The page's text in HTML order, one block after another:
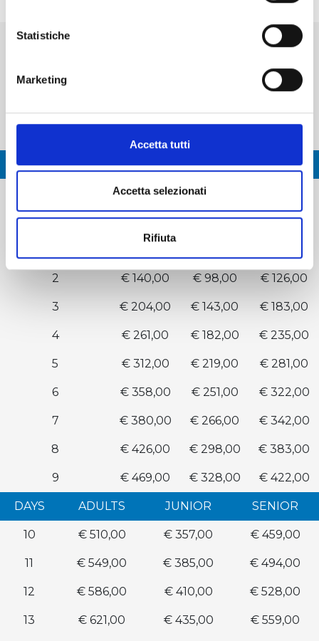
Statistiche
Marketing
Accetta tutti
Accetta selezionati
Rifiuta
21.12.2025 - 10.01.2026 / 01.02.2026 -
14.03.2026
DAYS ADULTS JUNIOR SENIOR
€ 57,00 € 39,00
POMERIDIANO € 53,00 € 35,00 € 48,00
2 € 140,00 € 98,00 € 126,00
3 € 204,00 € 143,00 € 183,00
4 € 261,00 € 182,00 € 235,00
5 € 312,00 € 219,00 € 281,00
6 € 358,00 € 251,00 € 322,00
7 € 380,00 € 266,00 € 342,00
8 € 426,00 € 298,00 € 383,00
9 € 469,00 € 328,00 € 422,00
DAYS ADULTS JUNIOR SENIOR
10 € 510,00 € 357,00 € 459,00
11 € 549,00 € 385,00 € 494,00
12 € 586,00 € 410,00 € 528,00
13 € 621,00 € 435,00 € 559,00